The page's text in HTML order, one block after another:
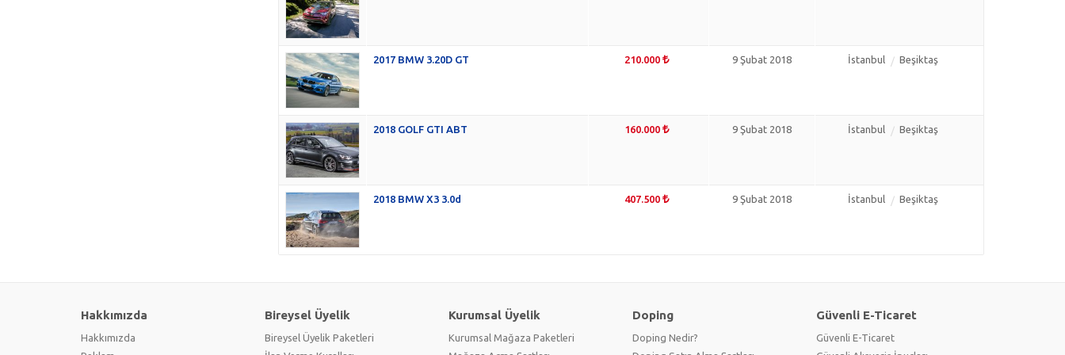
2017 BMW 3.20D GT 210.000 9 Şubat 2018 İstanbul Beşiktaş
2018 GOLF GTI ABT 160.000 9 Şubat 2018 İstanbul Beşiktaş
2018 BMW X3 3.0d 407.500 9 Şubat 2018 İstanbul Beşiktaş
Hakkımızda
Hakkımızda
Bireysel Üyelik
Bireysel Üyelik Paketleri
Kurumsal Üyelik
Kurumsal Mağaza Paketleri
Doping
Doping Nedir?
Güvenli E-Ticaret
Güvenli E-Ticaret